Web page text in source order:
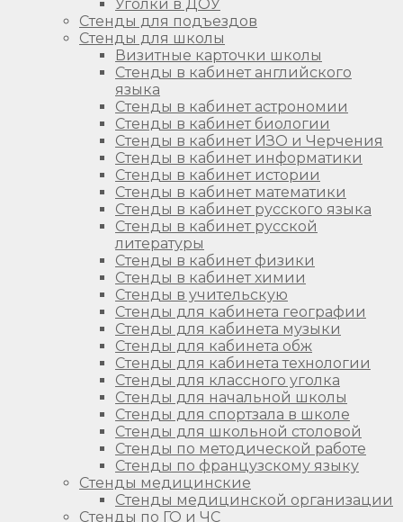
Уголки в ДОУ
Стенды для подъездов
Стенды для школы
Визитные карточки школы
Стенды в кабинет английского
языка
Стенды в кабинет астрономии
Стенды в кабинет биологии
Стенды в кабинет ИЗО и Черчения
Стенды в кабинет информатики
Стенды в кабинет истории
Стенды в кабинет математики
Стенды в кабинет русского языка
Стенды в кабинет русской
литературы
Стенды в кабинет физики
Стенды в кабинет химии
Стенды в учительскую
Стенды для кабинета географии
Стенды для кабинета музыки
Стенды для кабинета обж
Стенды для кабинета технологии
Стенды для классного уголка
Стенды для начальной школы
Стенды для спортзала в школе
Стенды для школьной столовой
Стенды по методической работе
Стенды по французскому языку
Стенды медицинские
Стенды медицинской организации
Стенды по ГО и ЧС